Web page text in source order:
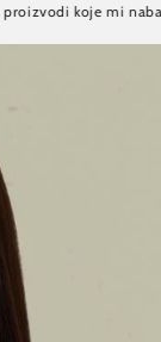
mi nabavljamo